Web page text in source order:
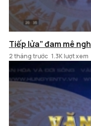
Tiếp lửa” đam mê
2 tháng trước 1.3K lượt xem